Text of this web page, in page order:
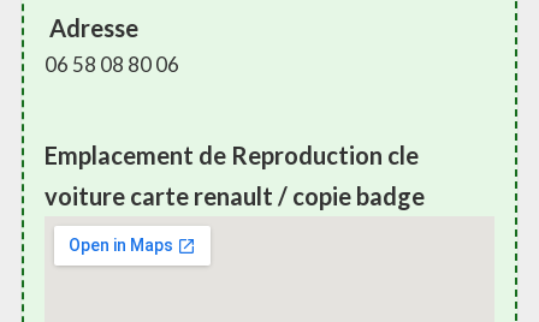
Adresse
06 58 08 80 06
Emplacement de Reproduction cle
voiture carte renault / copie badge